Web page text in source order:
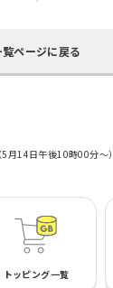
覧ページに戻る
月14日午後10時00分～）
トッピング一覧